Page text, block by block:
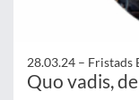
28.03.24 – Fristads
Quo vadis,